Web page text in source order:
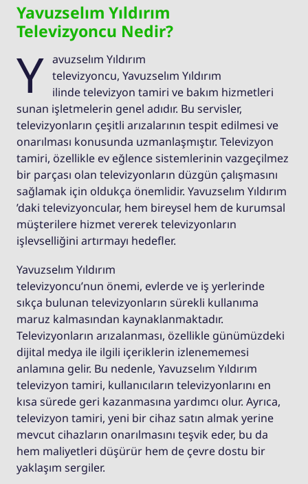
Yavuzselım Yıldırım
Televizyoncu Nedir?
Y avuzselım Yıldırım
televizyoncu, Yavuzselım Yıldırım
ilinde televizyon tamiri ve bakım hizmetleri
sunan işletmelerin genel adıdır. Bu servisler,
televizyonların çeşitli arızalarının tespit edilmesi ve
onarılması konusunda uzmanlaşmıştır. Televizyon
tamiri, özellikle ev eğlence sistemlerinin vazgeçilmez
bir parçası olan televizyonların düzgün çalışmasını
sağlamak için oldukça önemlidir. Yavuzselım Yıldırım
’daki televizyoncular, hem bireysel hem de kurumsal
müşterilere hizmet vererek televizyonların
işlevselliğini artırmayı hedefler.
Yavuzselım Yıldırım
televizyoncu’nun önemi, evlerde ve iş yerlerinde
sıkça bulunan televizyonların sürekli kullanıma
maruz kalmasından kaynaklanmaktadır.
Televizyonların arızalanması, özellikle günümüzdeki
dijital medya ile ilgili içeriklerin izlenememesi
anlamına gelir. Bu nedenle, Yavuzselım Yıldırım
televizyon tamiri, kullanıcıların televizyonlarını en
kısa sürede geri kazanmasına yardımcı olur. Ayrıca,
televizyon tamiri, yeni bir cihaz satın almak yerine
mevcut cihazların onarılmasını teşvik eder, bu da
hem maliyetleri düşürür hem de çevre dostu bir
yaklaşım sergiler.